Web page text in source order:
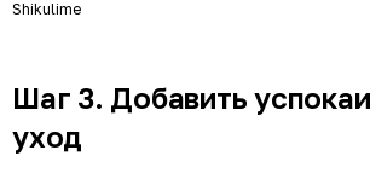
Shikulime
Шаг 3. Добавить
уход